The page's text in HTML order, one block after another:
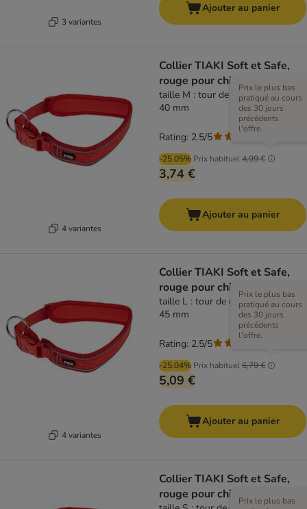
3 variantes
Ajouter au panier
4 variantes
Collier TIAKI Soft et Safe,
rouge pour chien
taille M : tour de cou 45 - 55 cm, l
40 mm
-25.05% Prix habituel4,99 €
Prix le plus bas
pratiqué au cours
des 30 jours
précédents
l'offre.
3,74 €
Rating: 2.5/5
Ajouter au panier
4 variantes
Collier TIAKI Soft et Safe,
rouge pour chien
taille L : tour de cou 55 - 65 cm, l
45 mm
-25.04% Prix habituel6,79 €
Prix le plus bas
pratiqué au cours
des 30 jours
précédents
l'offre.
5,09 €
Rating: 2.5/5
Ajouter au panier
Collier TIAKI Soft et Safe,
rouge pour chienPrix le plus bas